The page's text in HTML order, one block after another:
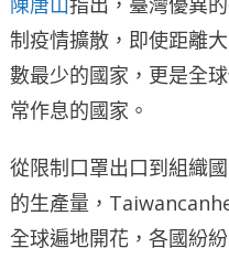
制疫情擴散，即使距離
數最少的國家，更是全
常作息的國家。
從限制口罩出口到組織
的生產量，
全球遍地開花，各國紛